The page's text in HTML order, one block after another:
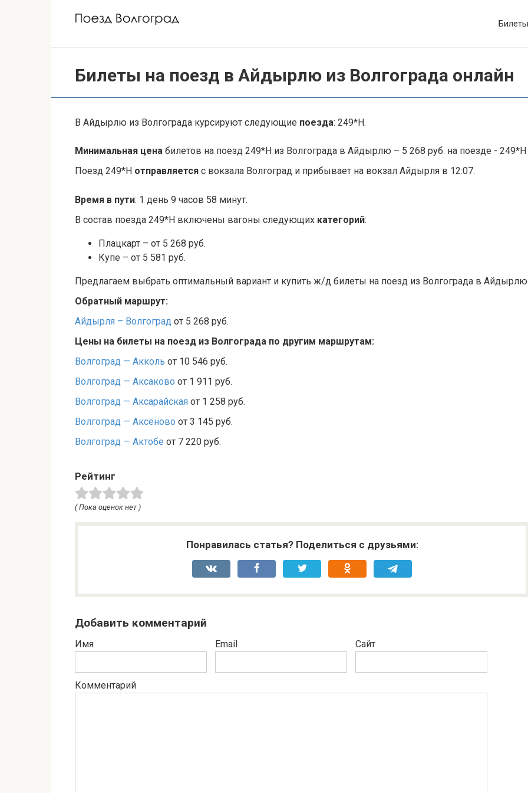
Билеты
Билеты на поезд в Айдырлю из Волгограда онлайн
В Айдырлю из Волгограда курсируют следующие поезда: 249*Н.
Минимальная цена билетов на поезд 249*Н из Волгограда в Айдырлю – 5 268 руб. на поезде - 249*Н
Поезд 249*Н отправляется с вокзала Волгоград и прибывает на вокзал Айдырля в 12:07.
Время в пути: 1 день 9 часов 58 минут.
В состав поезда 249*Н включены вагоны следующих категорий:
Плацкарт – от 5 268 руб.
Купе – от 5 581 руб.
Предлагаем выбрать оптимальный вариант и купить ж/д билеты на поезд из Волгограда в
Обратный маршрут:
Айдырля – Волгоград от 5 268 руб.
Цены на билеты на поезд из Волгограда по другим маршрутам:
Волгоград — Акколь от 10 546 руб.
Волгоград — Аксаково от 1 911 руб.
Волгоград — Аксарайская от 1 258 руб.
Волгоград — Аксёново от 3 145 руб.
Волгоград — Актобе от 7 220 руб.
Рейтинг
( Пока оценок нет )
Понравилась статья? Поделиться с друзьями:
Добавить комментарий
Имя Email Сайт
Комментарий